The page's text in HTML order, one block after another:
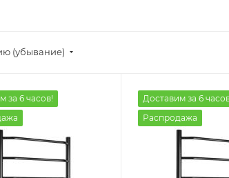
(убывание)
за 6 часов!
Доставим за 6
Распродажа